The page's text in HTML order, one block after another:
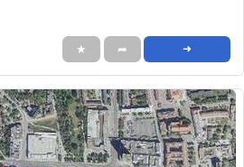
★ ➦ ➜